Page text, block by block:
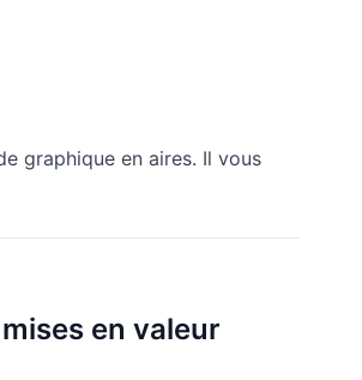
graphique en aires. Il vous
en valeur